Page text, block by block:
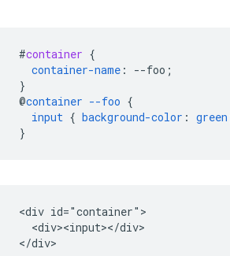
#container {
container-name : --foo ;
}
@container --foo {
input { background-color : green
}
<div id="container">
  <div><input></div>